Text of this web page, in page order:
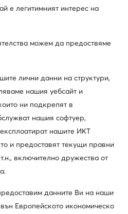
е легитимният интерес на
можем да предоствяме
лични данни на структури,
нашия уебсайт и
ни подкрепят в
нашия софтуер,
нашите ИКТ
и предоставят текущи правни
включително дружества от
данните Ви на наши
Европейското икономическо